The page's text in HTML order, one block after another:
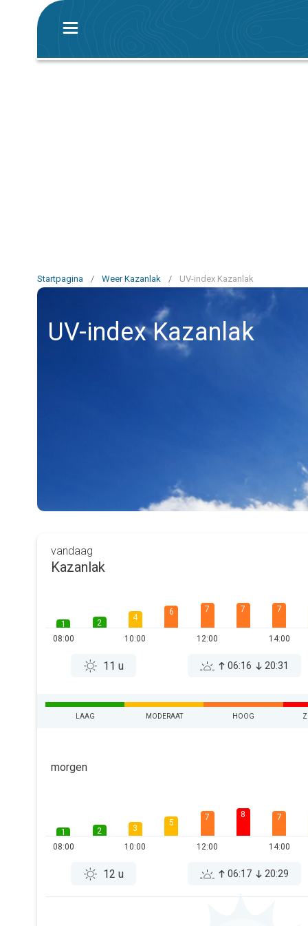
Startpagina / Weer Kazanlak / UV-index Kazanlak
UV-index Kazanlak
vandaag
Kazanlak
1
08:00
2
4
10:00
6 7
12:00
7 7
14:00
11 u 06:16 20:31
LAAG MODERAAT HOOG
morgen
1
08:00
2
3
10:00
5
7
12:00
8 7
14:00
12 u 06:17 20:29